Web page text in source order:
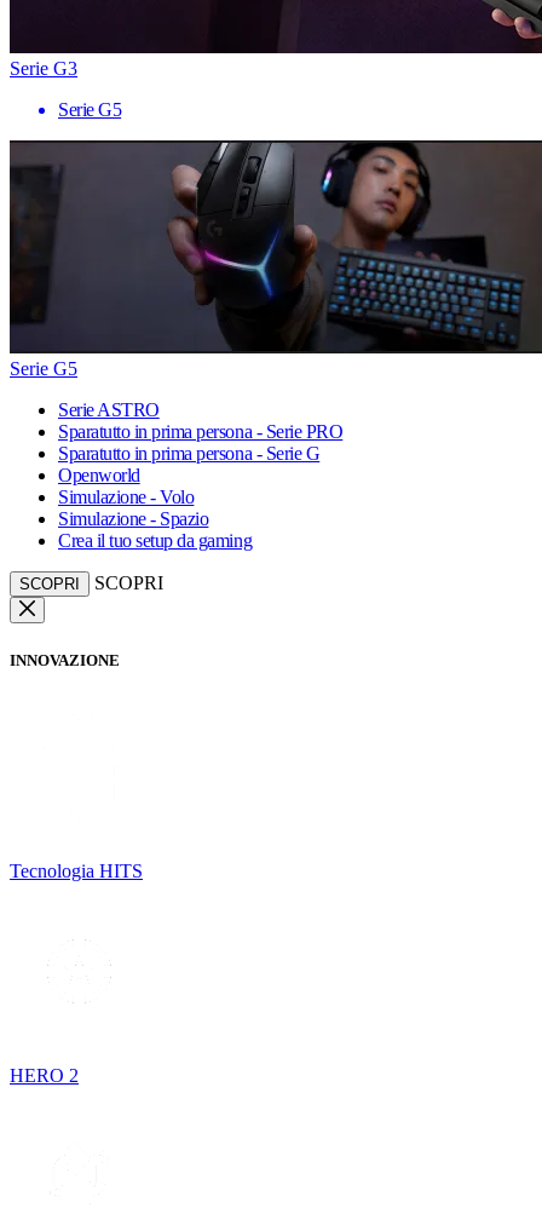
Serie G3
Serie G5
Serie G5
Serie ASTRO
Sparatutto in prima persona - Serie PRO
Sparatutto in prima persona - Serie G
Openworld
Simulazione - Volo
Simulazione - Spazio
Crea il tuo setup da gaming
SCOPRI SCOPRI
INNOVAZIONE
Tecnologia HITS
HERO 2